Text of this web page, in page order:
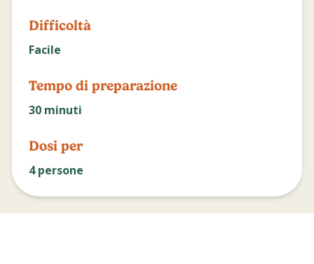
Difficoltà
Facile
Tempo di preparazione
30 minuti
Dosi per
4persone